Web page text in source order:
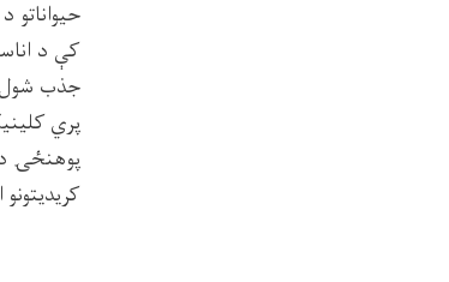
جذب شول.
پري
کریدیتونو او ۴۴۹۶ عملي او نظري ساعتونو سره تدریس